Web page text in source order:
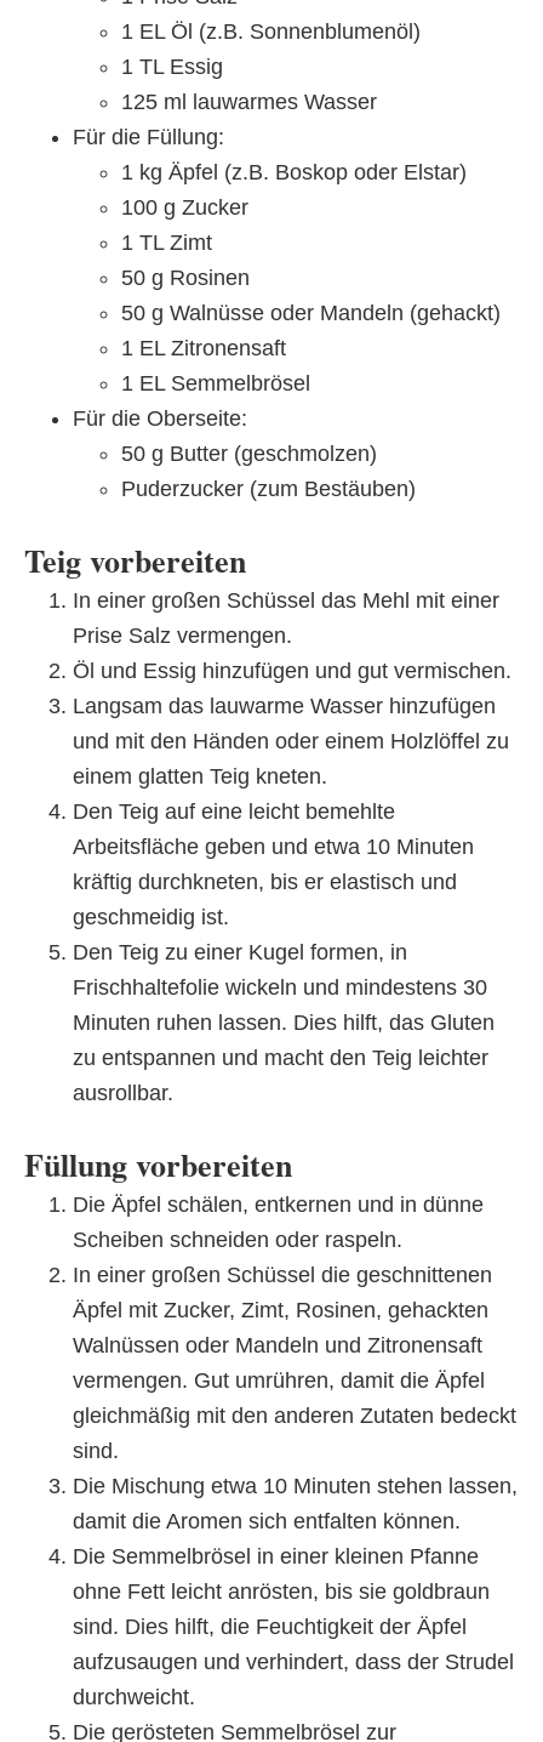
1 EL Öl (z.B. Sonnenblumenöl)
1 TL Essig
125 ml lauwarmes Wasser
Für die Füllung:
1 kg Äpfel (z.B. Boskop oder Elstar)
100 g Zucker
1 TL Zimt
50 g Rosinen
50 g Walnüsse oder Mandeln (gehackt)
1 EL Zitronensaft
1 EL Semmelbrösel
Für die Oberseite:
50 g Butter (geschmolzen)
Puderzucker (zum Bestäuben)
Teig vorbereiten
In einer großen Schüssel das Mehl mit einer
Prise Salz vermengen.
Öl und Essig hinzufügen und gut vermischen.
Langsam das lauwarme Wasser hinzufügen
und mit den Händen oder einem Holzlöffel zu
einem glatten Teig kneten.
Den Teig auf eine leicht bemehlte
Arbeitsfläche geben und etwa 10 Minuten
kräftig durchkneten, bis er elastisch und
geschmeidig ist.
Den Teig zu einer Kugel formen, in
Frischhaltefolie wickeln und mindestens 30
Minuten ruhen lassen. Dies hilft, das Gluten
zu entspannen und macht den Teig leichter
ausrollbar.
Füllung vorbereiten
Die Äpfel schälen, entkernen und in dünne
Scheiben schneiden oder raspeln.
In einer großen Schüssel die geschnittenen
Äpfel mit Zucker, Zimt, Rosinen, gehackten
Walnüssen oder Mandeln und Zitronensaft
vermengen. Gut umrühren, damit die Äpfel
gleichmäßig mit den anderen Zutaten bedeckt
sind.
Die Mischung etwa 10 Minuten stehen lassen,
damit die Aromen sich entfalten können.
Die Semmelbrösel in einer kleinen Pfanne
ohne Fett leicht anrösten, bis sie goldbraun
sind. Dies hilft, die Feuchtigkeit der Äpfel
aufzusaugen und verhindert, dass der Strudel
durchweicht.
Die gerösteten Semmelbrösel zur